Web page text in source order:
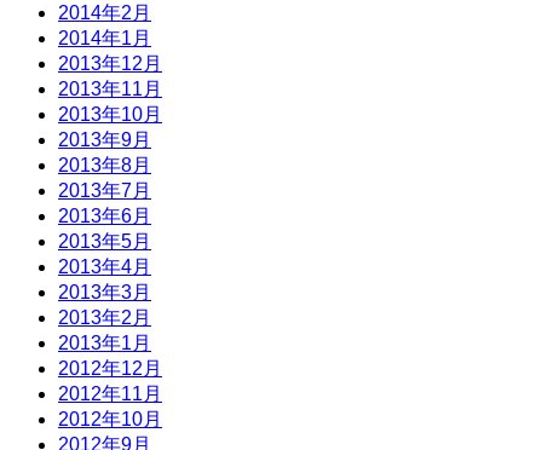
2014年2月
2014年1月
2013年12月
2013年11月
2013年10月
2013年9月
2013年8月
2013年7月
2013年6月
2013年5月
2013年4月
2013年3月
2013年2月
2013年1月
2012年12月
2012年11月
2012年10月
2012年9月